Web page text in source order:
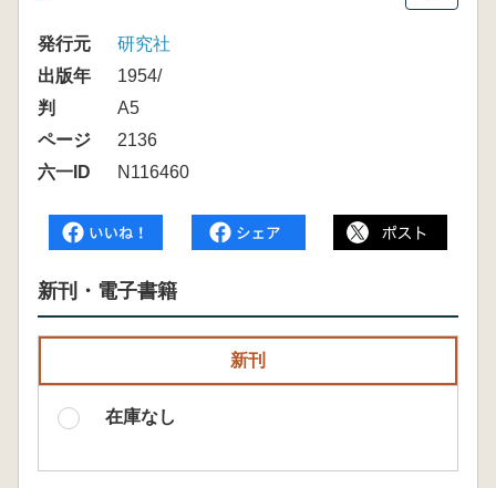
発行元
研究社
出版年
1954/
判
A5
ページ
2136
六一ID
N116460
新刊・電子書籍
新刊
在庫なし